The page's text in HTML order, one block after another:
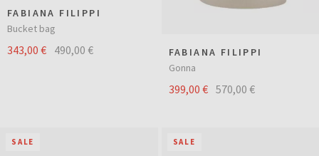
FABIANA FILIPPI
Bucket bag
343,00 € 490,00 €
FABIANA FILIPPI
Gonna
399,00 € 570,00 €
SALE SALE